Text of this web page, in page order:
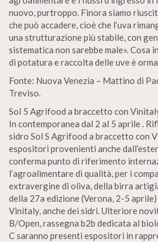
nuovo, purtroppo. Finora siamo
che può accadere, cioè che l’uva
una strutturazione più stabile, con
sistematica non sarebbe male». Cosa
di potatura e raccolta delle uve è
Fonte: Nuova Venezia – Mattino di
Treviso.
Sol 5 Agrifood a braccetto con
In contemporanea dal 2 al 5 aprile .
sidro Sol S Agrifood a braccetto con
espositori provenienti anche
conferma punto di riferimento
l’agroalimentare di qualità, per i
extravergine di oliva, della birra
della 27a edizione (Verona, 2-5
Vinitaly, anche dei sidri. Ulteriore
B/Open, rassegna b2b dedicata al
C saranno presenti espositori in